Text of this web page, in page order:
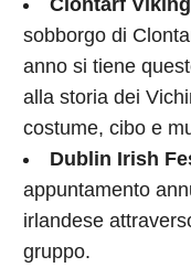
Clontarf
sobborgo di
anno si tiene
alla storia dei
costume, cibo e
Dublin Irish
appuntamento
irlandese
gruppo.